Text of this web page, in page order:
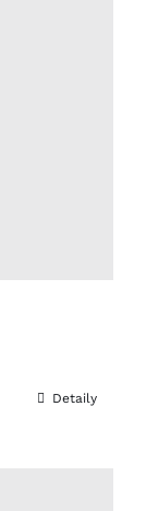
Detaily